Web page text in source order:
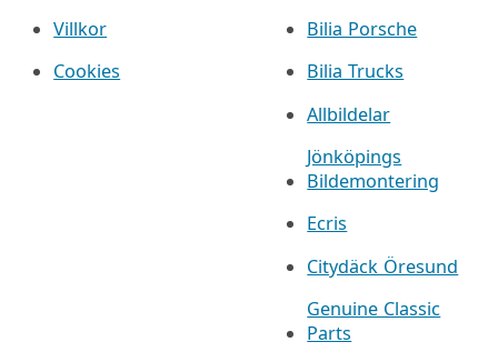
Villkor
Cookies
Bilia Porsche
Bilia Trucks
Allbildelar
Jönköpings
Bildemontering
Ecris
Citydäck Öresund
Genuine Classic
Parts